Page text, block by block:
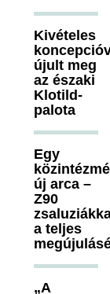
Kivételes
újult meg
az északi
Klotild-
palota
Egy
új arca –
Z90
a teljes
„A